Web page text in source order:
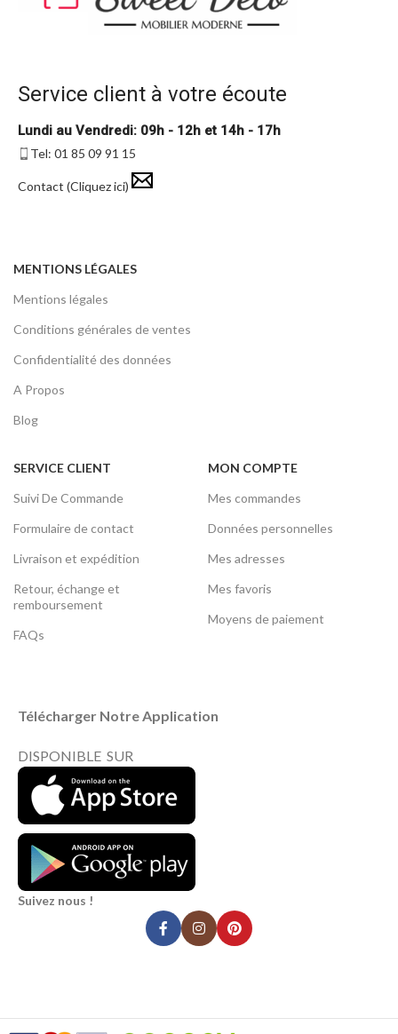
Service client à votre écoute
Lundi au Vendredi: 09h - 12h et 14h - 17h
Tel: 01 85 09 91 15
Contact (Cliquez ici)
MENTIONS LÉGALES
Mentions légales
Conditions générales de ventes
Confidentialité des données
A Propos
Blog
SERVICE CLIENT
Suivi De Commande
Formulaire de contact
Livraison et expédition
Retour, échange et
remboursement
FAQs
MON COMPTE
Mes commandes
Données personnelles
Mes adresses
Mes favoris
Moyens de paiement
Télécharger Notre Application
DISPONIBLE SUR
Suivez nous !